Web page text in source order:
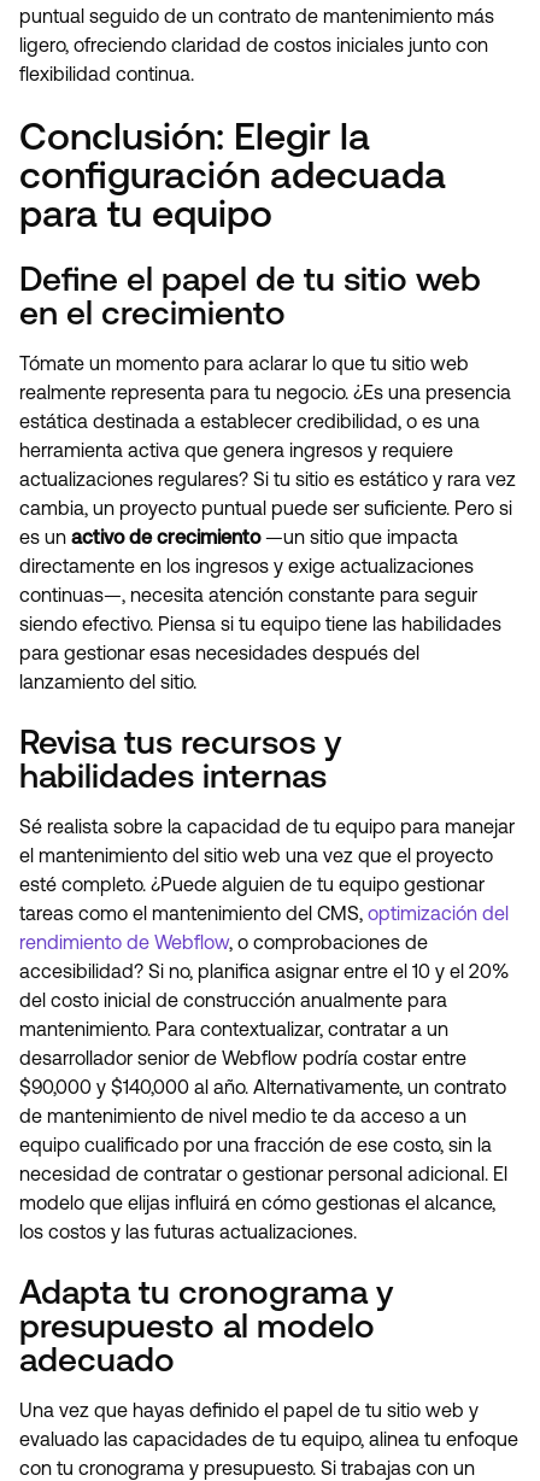
puntual seguido de un contrato de mantenimiento más
ligero, ofreciendo claridad de costos iniciales junto con
flexibilidad continua.
Conclusión: Elegir la
configuración adecuada
para tu equipo
Define el papel de tu sitio web
en el crecimiento
Tómate un momento para aclarar lo que tu sitio web
realmente representa para tu negocio. ¿Es una presencia
estática destinada a establecer credibilidad, o es una
herramienta activa que genera ingresos y requiere
actualizaciones regulares? Si tu sitio es estático y rara vez
cambia, un proyecto puntual puede ser suficiente. Pero si
es un activo de crecimiento—un sitio que impacta
directamente en los ingresos y exige actualizaciones
continuas—, necesita atención constante para seguir
siendo efectivo. Piensa si tu equipo tiene las habilidades
para gestionar esas necesidades después del
lanzamiento del sitio.
Revisa tus recursos y
habilidades internas
Sé realista sobre la capacidad de tu equipo para manejar
el mantenimiento del sitio web una vez que el proyecto
esté completo. ¿Puede alguien de tu equipo gestionar
tareas como el mantenimiento del CMS, optimización del
rendimiento de Webflow, o comprobaciones de
accesibilidad? Si no, planifica asignar entre el 10 y el 20%
del costo inicial de construcción anualmente para
mantenimiento. Para contextualizar, contratar a un
desarrollador senior de Webflow podría costar entre
$90,000 y $140,000 al año. Alternativamente, un contrato
de mantenimiento de nivel medio te da acceso a un
equipo cualificado por una fracción de ese costo, sin la
necesidad de contratar o gestionar personal adicional. El
modelo que elijas influirá en cómo gestionas el alcance,
los costos y las futuras actualizaciones.
Adapta tu cronograma y
presupuesto al modelo
adecuado
Una vez que hayas definido el papel de tu sitio web y
evaluado las capacidades de tu equipo, alinea tu enfoque
con tu cronograma y presupuesto. Si trabajas con un